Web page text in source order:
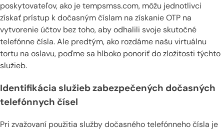
poskytovateľov, ako je tempsmss.com, môžu jednotlivci
získať prístup k dočasným číslam na získanie OTP na
vytvorenie účtov bez toho, aby odhalili svoje skutočné
telefónne čísla. Ale predtým, ako rozdáme našu virtuálnu
tortu na oslavu, poďme sa hlboko ponoriť do zložitosti týchto
služieb.
Identifikácia služieb zabezpečených dočasných
telefónnych čísel
Pri zvažovaní použitia služby dočasného telefónneho čísla je